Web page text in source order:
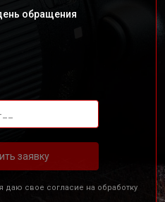
обращения
заявку
даю свое согласие на обработку